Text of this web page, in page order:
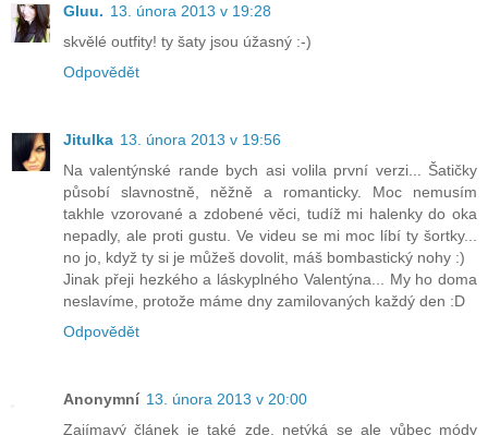
Gluu. 13. února 2013 v 19:28
skvělé outfity! ty šaty jsou úžasný :-)
Odpovědět
Jitulka 13. února 2013 v 19:56
Na valentýnské rande bych asi volila první verzi... Šatičky
působí slavnostně, něžně a romanticky. Moc nemusím
takhle vzorované a zdobené věci, tudíž mi halenky do oka
nepadly, ale proti gustu. Ve videu se mi moc líbí ty šortky...
no jo, když ty si je můžeš dovolit, máš bombastický nohy :)
Jinak přeji hezkého a láskyplného Valentýna... My ho doma
neslavíme, protože máme dny zamilovaných každý den :D
Odpovědět
Anonymní 13. února 2013 v 20:00
Zajímavý článek je také zde, netýká se ale vůbec módy